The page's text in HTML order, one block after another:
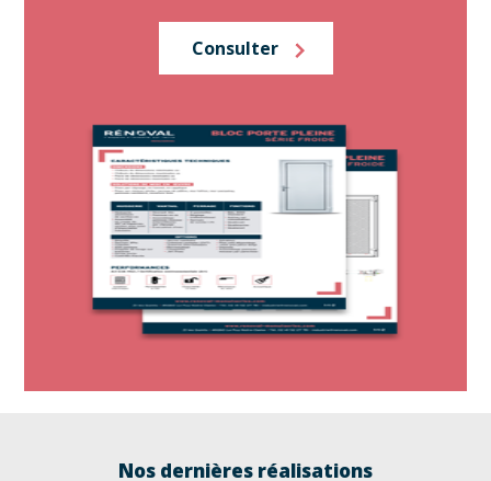
Consulter
Nos dernières réalisations